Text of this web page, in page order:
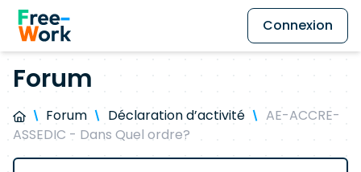
Connexion
Forum
Forum Déclaration d’activité
AE-ACCRE-
ASSEDIC - Dans Quel ordre?